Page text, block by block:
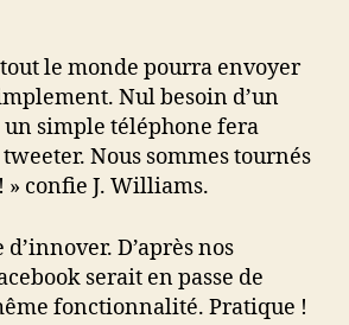
le monde pourra envoyer
Nul besoin d’un
un simple téléphone fera
Nous sommes tournés
» confie J. Williams.
D’après nos
serait en passe de
fonctionnalité. Pratique !